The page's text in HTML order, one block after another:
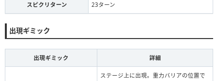
スピクリターン 23ターン
出現ギミック
出現ギミック 詳細
ステージ上に出現。重力バリアの位置で